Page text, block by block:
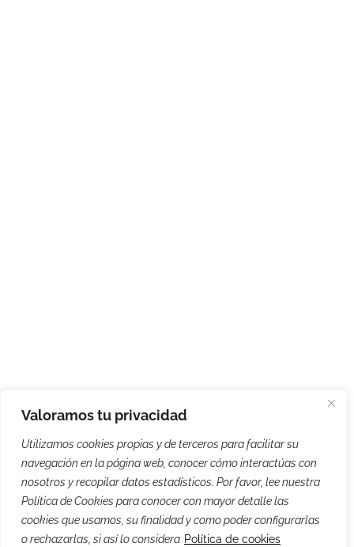
Valoramos tu privacidad
Utilizamos cookies propias y de terceros para facilitar su
navegación en la página web, conocer cómo interactúas con
nosotros y recopilar datos estadísticos. Por favor, lee nuestra
Política de Cookies para conocer con mayor detalle las
cookies que usamos, su finalidad y como poder configurarlas
o rechazarlas, si así lo considera Política de cookies